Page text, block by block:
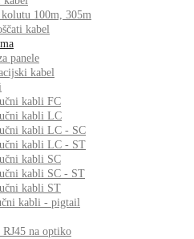
100m, 305m
kabel
panele
kabel
kabli FC
kabli LC
kabli LC - SC
kabli LC - ST
kabli SC
kabli SC - ST
kabli ST
kabli - pigtail
na optiko